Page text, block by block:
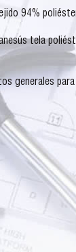
94%
tela
generales
l
a
r
o
d
e